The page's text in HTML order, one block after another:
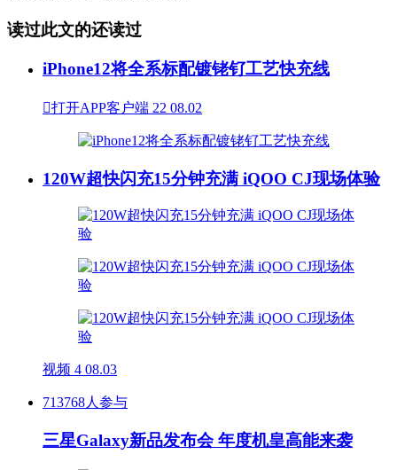
读过此文的还读过
iPhone12将全系标配镀铑钌工艺快充线
打开APP客户端 22 08.02
120W超快闪充15分钟充满 iQOO CJ现场体验
视频 4 08.03
713768人参与
三星Galaxy新品发布会 年度机皇高能来袭